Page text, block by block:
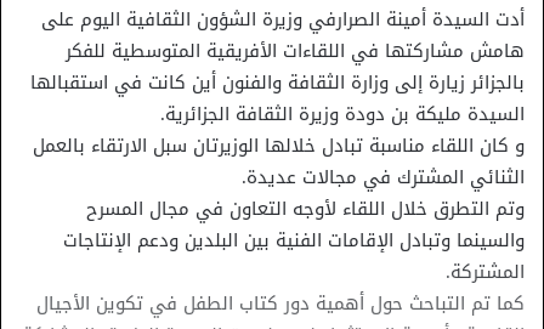
أدت السيدة أمينة الصرارفي وزيرة الشؤون الثقافية اليوم على
هامش مشاركتها في اللقاءات الأفريقية المتوسطية للفكر
بالجزائر زيارة إلى وزارة الثقافة والفنون أين كانت في استقبالها
السيدة مليكة بن دودة وزيرة الثقافة الجزائرية.
و كان اللقاء مناسبة تبادل خلالها الوزيرتان سبل الارتقاء بالعمل
الثنائي المشترك في مجالات عديدة.
وتم التطرق خلال اللقاء لأوجه التعاون في مجال المسرح
والسينما وتبادل الإقامات الفنية بين البلدين ودعم الإنتاجات
المشتركة.
كما تم التباحث حول أهمية دور كتاب الطفل في تكوين الأجيال